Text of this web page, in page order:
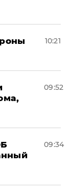
10:21
09:52
09:34